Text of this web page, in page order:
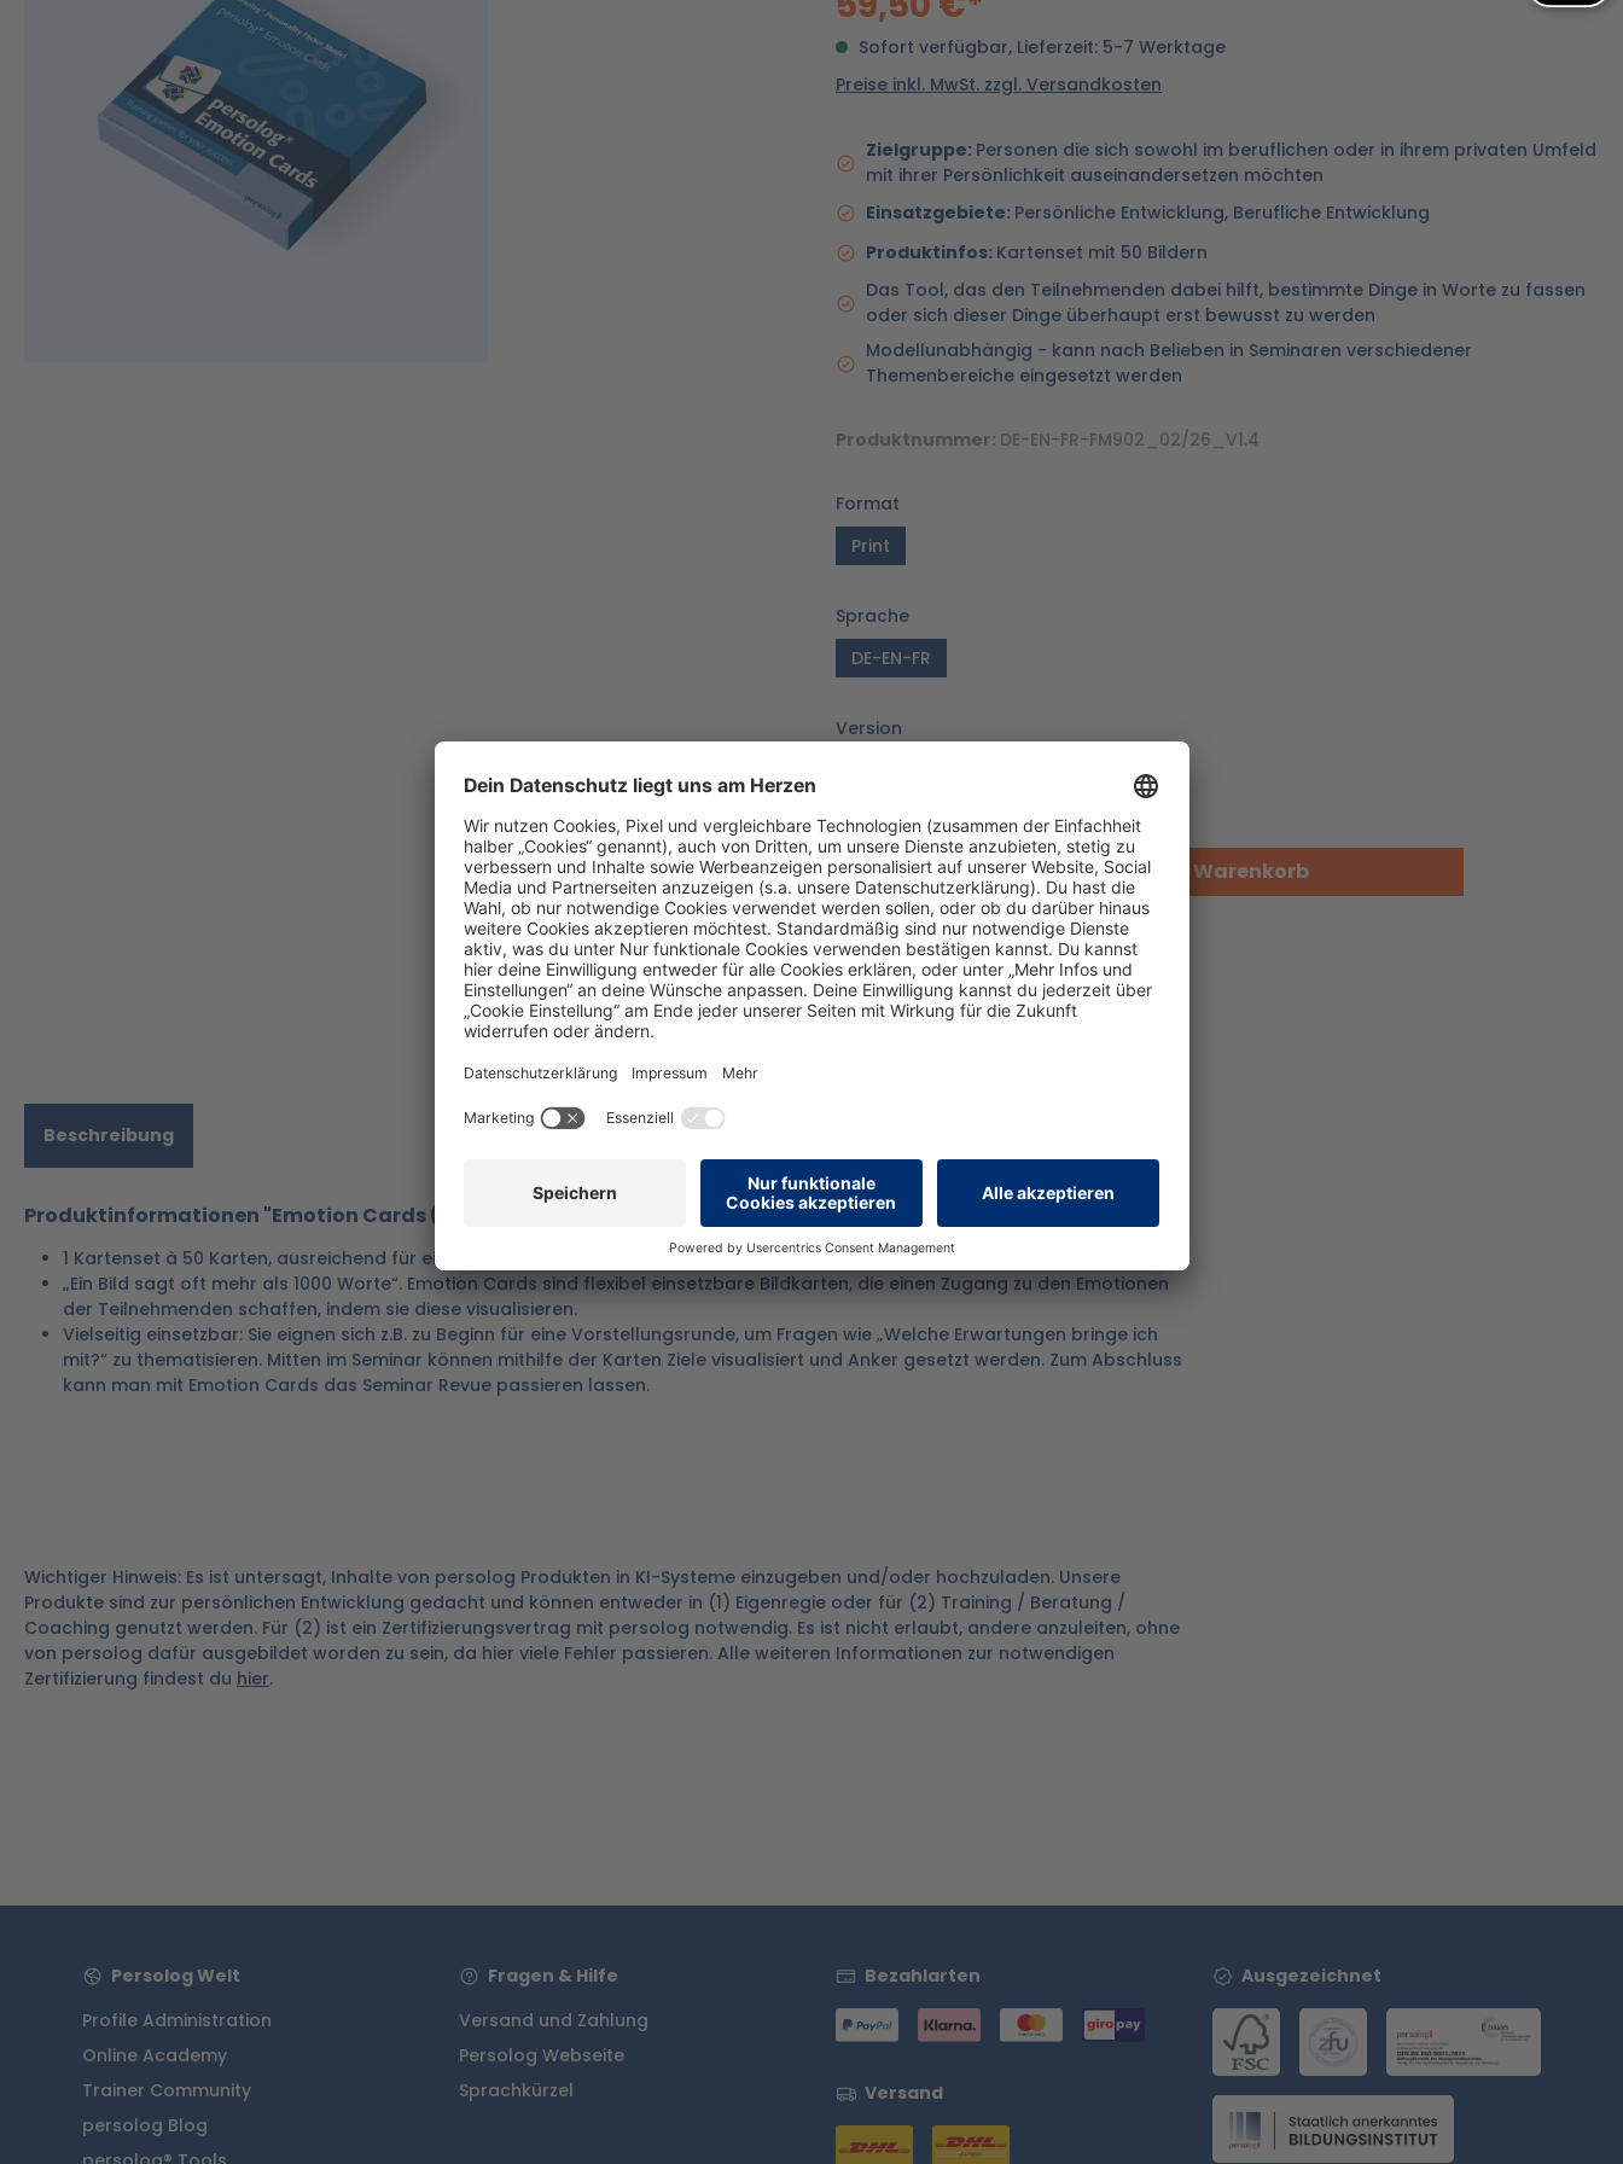
Sofort verfügbar, Lieferzeit: 5-7 Werktage
Preise inkl. MwSt. zzgl. Versandkosten
Zielgruppe: Personen die sich sowohl im beruflichen oder in ihrem privaten Umfeld
mit ihrer Persönlichkeit auseinandersetzen möchten
Einsatzgebiete: Persönliche Entwicklung, Berufliche Entwicklung
Produktinfos: Kartenset mit 50 Bildern
Das Tool, das den Teilnehmenden dabei hilft, bestimmte Dinge in Worte zu fassen
oder sich dieser Dinge überhaupt erst bewusst zu werden
Modellunabhängig - kann nach Belieben in Seminaren verschiedener
Themenbereiche eingesetzt werden
Produktnummer: DE-EN-FR-FM902_02/26_V1.4
Format
Print
Sprache
DE-EN-FR
Version
In den Warenkorb
Zum Merkzettel hinzufügen
Beschreibung
Produktinformationen "Emotion Cards (DE-EN-FR)"
1 Kartenset à 50 Karten, ausreichend für eine Seminargruppe mit bis zu 50 Teilnehmenden.
„Ein Bild sagt oft mehr als 1000 Worte“. Emotion Cards sind flexibel einsetzbare Bildkarten, die einen Zugang zu den Emotionen
der Teilnehmenden schaffen, indem sie diese visualisieren.
Vielseitig einsetzbar: Sie eignen sich z.B. zu Beginn für eine Vorstellungsrunde, um Fragen wie „Welche Erwartungen bringe ich
mit?“ zu thematisieren. Mitten im Seminar können mithilfe der Karten Ziele visualisiert und Anker gesetzt werden. Zum Abschluss
kann man mit Emotion Cards das Seminar Revue passieren lassen.
Wichtiger Hinweis: Es ist untersagt, Inhalte von persolog Produkten in KI-Systeme einzugeben und/oder hochzuladen. Unsere
Produkte sind zur persönlichen Entwicklung gedacht und können entweder in (1) Eigenregie oder für (2) Training / Beratung /
Coaching genutzt werden. Für (2) ist ein Zertifizierungsvertrag mit persolog notwendig. Es ist nicht erlaubt, andere anzuleiten, ohne
von persolog dafür ausgebildet worden zu sein, da hier viele Fehler passieren. Alle weiteren Informationen zur notwendigen
Zertifizierung findest du hier.
Persolog Welt
Profile Administration
Online Academy
Trainer Community
persolog Blog
Fragen & Hilfe
Versand und Zahlung
Persolog Webseite
Sprachkürzel
Bezahlarten
Versand
Ausgezeichnet